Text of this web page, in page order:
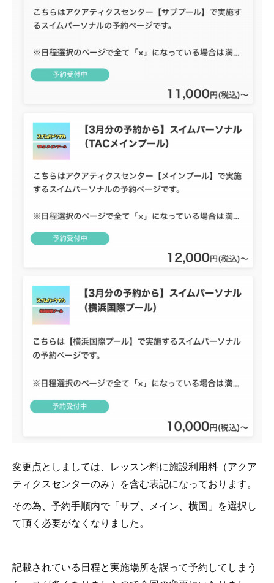
変更点としましては、レッスン料に施設利用料（アクア
ティクスセンターのみ）を含む表記になっております。
その為、予約手順内で「サブ、メイン、横国」を選択し
て頂く必要がなくなりました。
記載されている日程と実施場所を誤って予約してしまう